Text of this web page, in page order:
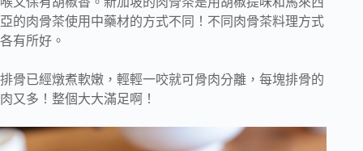
亞的肉骨茶使用中藥材的方式不同！不同肉骨茶料理方式
各有所好。
排骨已經燉煮軟嫩，輕輕一咬就可骨肉分離，每塊排骨的
肉又多！整個大大滿足啊！